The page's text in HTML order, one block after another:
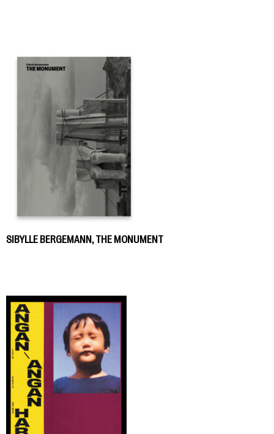
SIBYLLE BERGEMANN, THE MONUMENT